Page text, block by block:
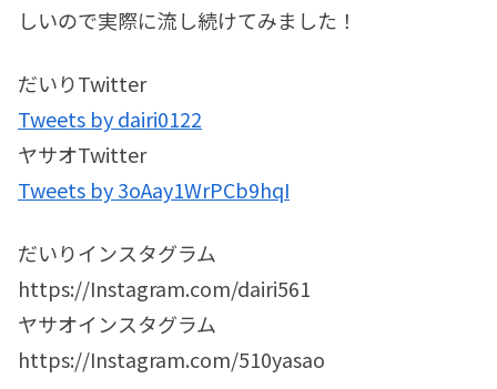
しいので実際に流し続けてみました！
だいりTwitter
Tweets by dairi0122
ヤサオTwitter
Tweets by 3oAay1WrPCb9hqI
だいりインスタグラム
https://Instagram.com/dairi561
ヤサオインスタグラム
https://Instagram.com/510yasao